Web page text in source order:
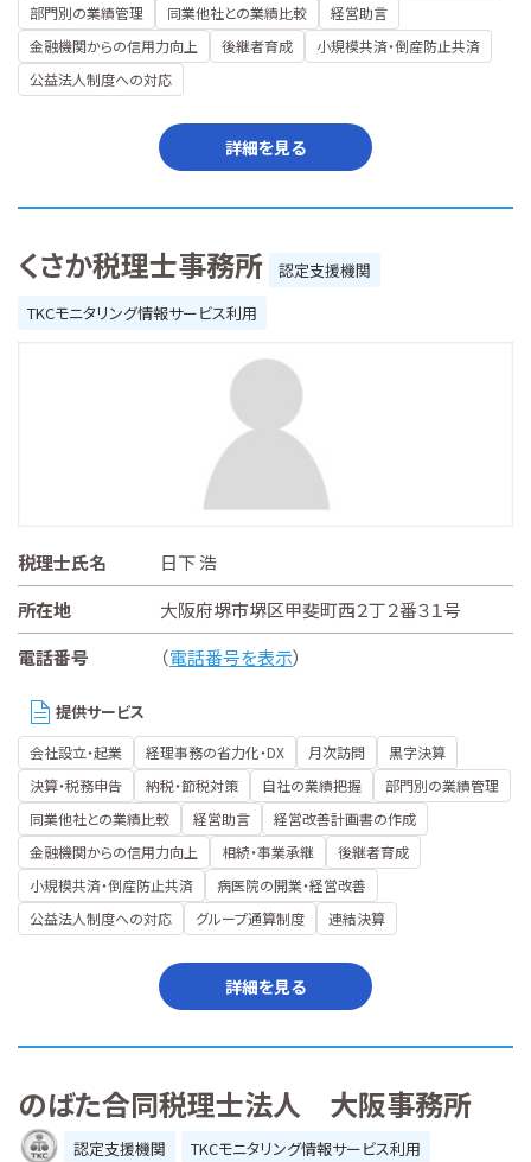
部門別の業績管理
同業他社との業績比較
経営助言
金融機関からの信用力向上
後継者育成
小規模共済・倒産防止共済
公益法人制度への対応
詳細を見る
くさか税理士事務所
認定支援機関
TKCモニタリング情報サービス利用
税理士氏名
日下 浩
所在地
大阪府堺市堺区甲斐町西２丁２番３１号
電話番号
（電話番号を表示）
提供サービス
会社設立・起業 経理事務の省力化・DX 月次訪問
黒字決算
決算・税務申告
納税・節税対策 自社の業績把握
部門別の業績管理
同業他社との業績比較
経営助言
経営改善計画書の作成
金融機関からの信用力向上
相続・事業承継
後継者育成
小規模共済・倒産防止共済
病医院の開業・経営改善
公益法人制度への対応
グループ通算制度 連結決算
詳細を見る
のばた合同税理士法人 大阪事務所
認定支援機関 TKCモニタリング情報サービス利用